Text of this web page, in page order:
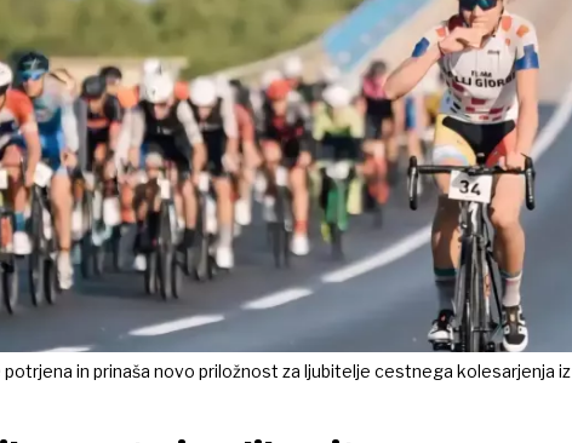
in prinaša novo priložnost za ljubitelje cestnega kolesarjenja iz